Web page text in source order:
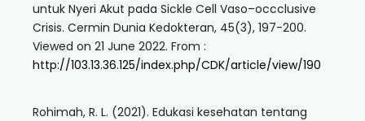
untuk Nyeri Akut pada Sickle Cell Vaso–occclusive
Crisis. Cermin Dunia Kedokteran, 45(3), 197-200.
Viewed on 21 June 2022. From :
http://103.13.36.125/index.php/CDK/article/view/190
Rohimah, R. L. (2021). Edukasi kesehatan tentang